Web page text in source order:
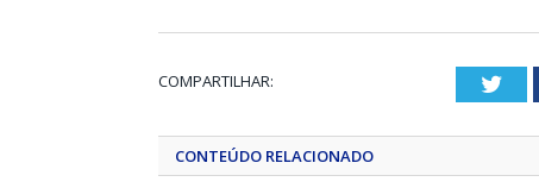
COMPARTILHAR:
CONTEÚDO RELACIONADO